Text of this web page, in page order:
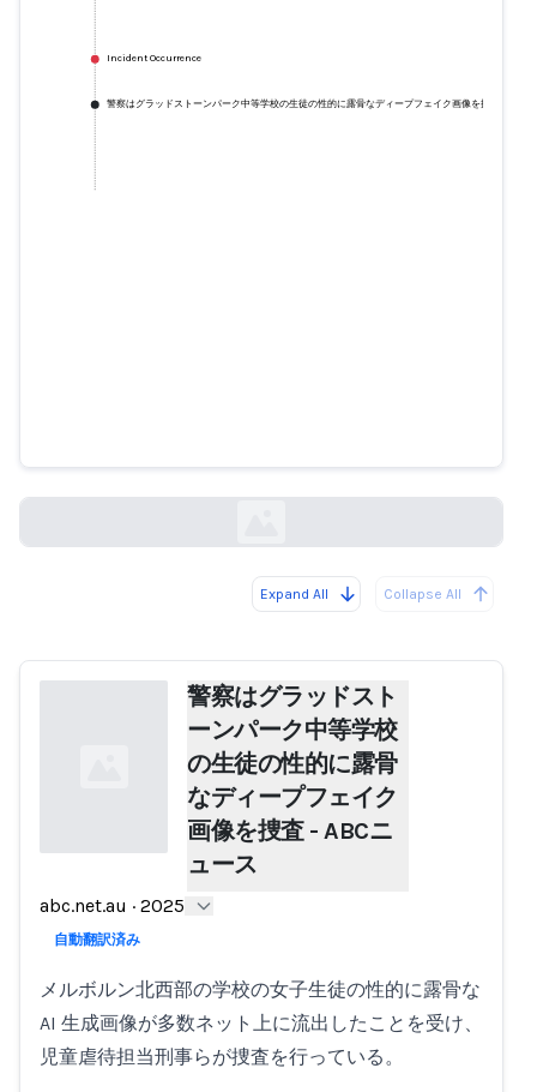
Incident Occurrence
警察はグラッドストーンパーク中等学校の生徒の性的に露骨なディープフェイク画像を捜査 - ABC
Expand All Collapse All
Loading...
警察はグラッドスト
ーンパーク中等学校
の生徒の性的に露骨
なディープフェイク
画像を捜査 - ABCニ
ュース
abc.net.au · 2025
自動翻訳済み
メルボルン北西部の学校の女子生徒の性的に露骨な
AI 生成画像が多数ネット上に流出したことを受け、
児童虐待担当刑事らが捜査を行っている。